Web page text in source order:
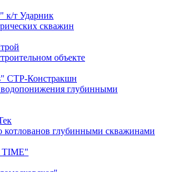
к/т Ударник
скважин
объекте
СТР-Констракшн
водопонижения глубинными
глубинными скважинами